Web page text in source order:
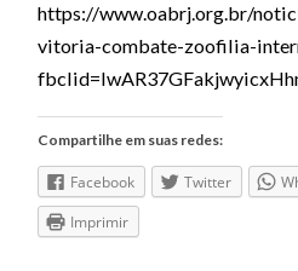
https://www.oabrj.org.br/
vitoria-combate-zoofilia-
Compartilhe em suas redes:
Facebook Twitter
Imprimir